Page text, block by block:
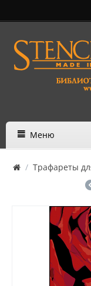
Меню
/ Трафареты